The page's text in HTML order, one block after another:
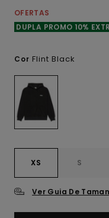
OFERTAS
DUPLA PROMO 10%
Cor Flint Black
XS S
Ver Guia De